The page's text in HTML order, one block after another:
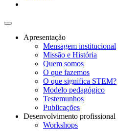
Apresentação
Mensagem institucional
Missão e História
Quem somos
O que fazemos
O que significa STEM?
Modelo pedagógico
Testemunhos
Publicações
Desenvolvimento profissional
Workshops